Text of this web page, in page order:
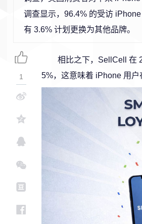
调查显示，96.4% 的受访
有 3.6% 计划更换为其他品牌。
相比之下，SellCell 在
5%，这意味着 iPhone 用
1